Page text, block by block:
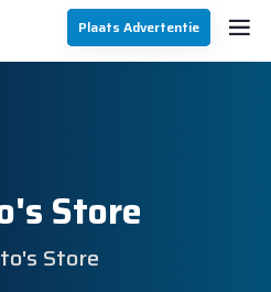
Plaats Advertentie
Store
Store